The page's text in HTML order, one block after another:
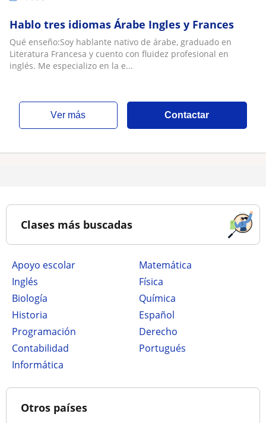
Hablo tres idiomas Árabe Ingles y Frances
Qué enseño:Soy hablante nativo de árabe, graduado en
Literatura Francesa y cuento con fluidez profesional en
inglés. Me especializo en la e...
ver más Contactar
Clases más buscadas
Apoyo escolar
Matemática
Inglés
Física
Biología
Química
Historia
Español
Programación
Derecho
Contabilidad
Portugués
Informática
Otros países